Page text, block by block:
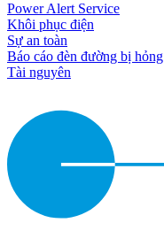
Power Alert Service
Khôi phục điện
Sự an toàn
Báo cáo đèn đường bị hỏng
Tài nguyên